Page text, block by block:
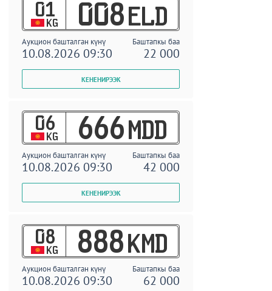
01
KG 008 ELD
Аукцион башталган күнү Баштапкы баа
10.08.2026 09:30 22 000
06
KG 666 MDD
Аукцион башталган күнү Баштапкы баа
10.08.2026 09:30 42 000
08
KG 888 KMD
Аукцион башталган күнү Баштапкы баа
10.08.2026 09:30 62 000